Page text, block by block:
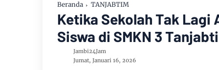
Beranda TANJABTIM
Ketika Sekolah Tak Lagi
Siswa di SMKN 3
Jambi24Jam
Jumat, Januari 16, 2026